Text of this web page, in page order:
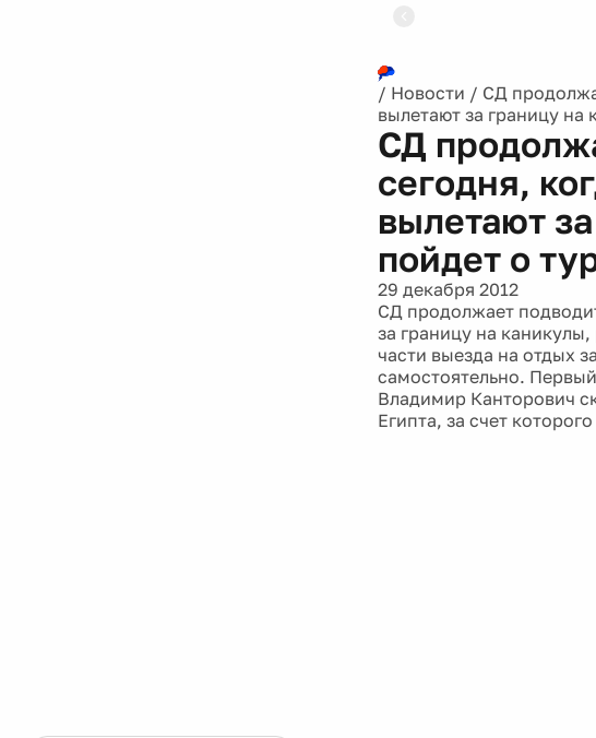
/ Новости / СД
вылетают за границу на
СД
сегодня,
вылетают
пойдет о
29 декабря 2012
СД продолжает
за границу на
части выезда на отдых
самостоятельно.
Владимир Канторович
Египта, за счет